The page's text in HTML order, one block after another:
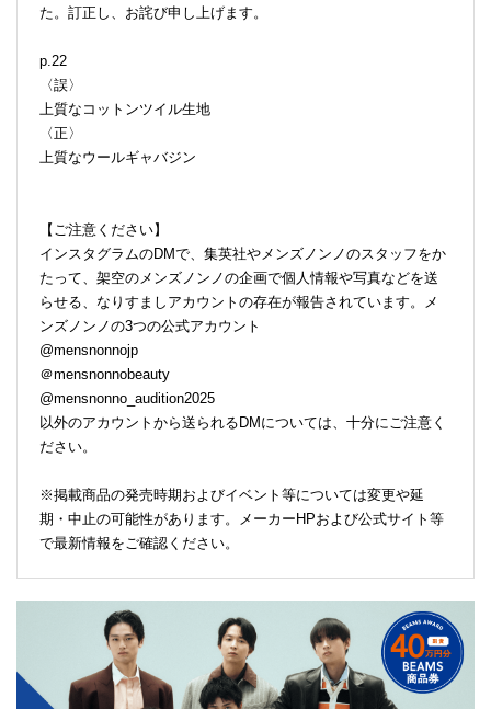
た。訂正し、お詫び申し上げます。
p.22
〈誤〉
上質なコットンツイル生地
〈正〉
上質なウールギャバジン
【ご注意ください】
インスタグラムのDMで、集英社やメンズノンノのスタッフをか
たって、架空のメンズノンノの企画で個人情報や写真などを送
らせる、なりすましアカウントの存在が報告されています。メ
ンズノンノの3つの公式アカウント
@mensnonnojp
＠mensnonnobeauty
@mensnonno_audition2025
以外のアカウントから送られるDMについては、十分にご注意く
ださい。
※掲載商品の発売時期およびイベント等については変更や延
期・中止の可能性があります。メーカーHPおよび公式サイト等
で最新情報をご確認ください。